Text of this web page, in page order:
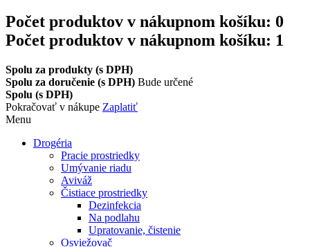
Počet produktov v nákupnom košíku: 0
Počet produktov v nákupnom košíku: 1
Spolu za produkty (s DPH)
Spolu za doručenie (s DPH) Bude určené
Spolu (s DPH)
Pokračovať v nákupe Zaplatiť
Menu
Drogéria
Pracie prostriedky
Umývanie riadu
Aviváž
Čistiace prostriedky
Dezinfekcia
Na podlahu
Upratovanie, čistenie
Osviežovač